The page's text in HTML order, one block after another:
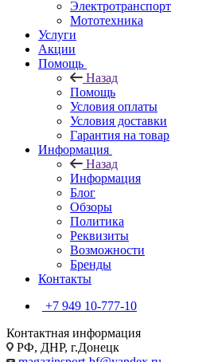
Электротранспорт
Мототехника
Услуги
Акции
Помощь
Назад
Помощь
Условия оплаты
Условия доставки
Гарантия на товар
Информация
Назад
Информация
Блог
Обзоры
Политика
Реквизиты
Возможности
Бренды
Контакты
+7 949 10-777-10
Контактная информация
РФ, ДНР, г.Донецк